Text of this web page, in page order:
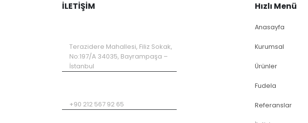
İLETIŞIM
Terazidere Mahallesi, Filiz Sokak,
No:197/A 34035, Bayrampaşa –
İstanbul
+90 212 567 92 65
Hızlı Menü
Anasayfa
Kurumsal
Ürünler
Fudela
Referanslar